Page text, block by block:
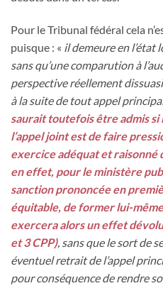
Pour le Tribunal fédéral cela
puisque : « il demeure en l’état
sans qu’une comparution à
perspective réellement
à la suite de tout appel
saurait toutefois être admis si
l’appel joint est de faire
exercice adéquat et raisonné
en effet, pour le ministère
sanction prononcée en
équitable, de former lui-
exercera alors un effet
et 3 CPP), sans que le sort de
éventuel retrait de l’appel
pour conséquence de rendre